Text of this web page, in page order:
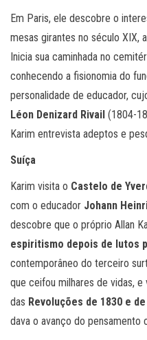
Em Paris, ele descobre o
mesas girantes no século XIX,
Inicia sua caminhada no
conhecendo a fisionomia do
personalidade de educador,
Léon Denizard Rivail (1804-
Karim entrevista adeptos e
Suíça
Karim visita o Castelo de
com o educador Johann
descobre que o próprio Allan
espiritismo depois de lutos
contemporâneo do terceiro
que ceifou milhares de vidas,
das Revoluções de 1830 e
dava o avanço do